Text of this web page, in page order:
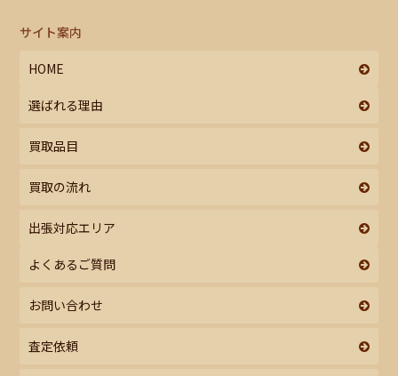
サイト案内
HOME
選ばれる理由
買取品目
買取の流れ
出張対応エリア
よくあるご質問
お問い合わせ
査定依頼